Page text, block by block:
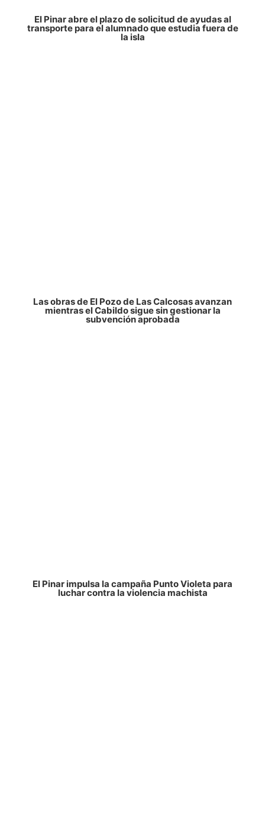
El Pinar abre el plazo de solicitud de ayudas al
transporte para el alumnado que estudia fuera de
la isla
Las obras de El Pozo de Las Calcosas avanzan
mientras el Cabildo sigue sin gestionar la
subvención aprobada
El Pinar impulsa la campaña Punto Violeta para
luchar contra la violencia machista